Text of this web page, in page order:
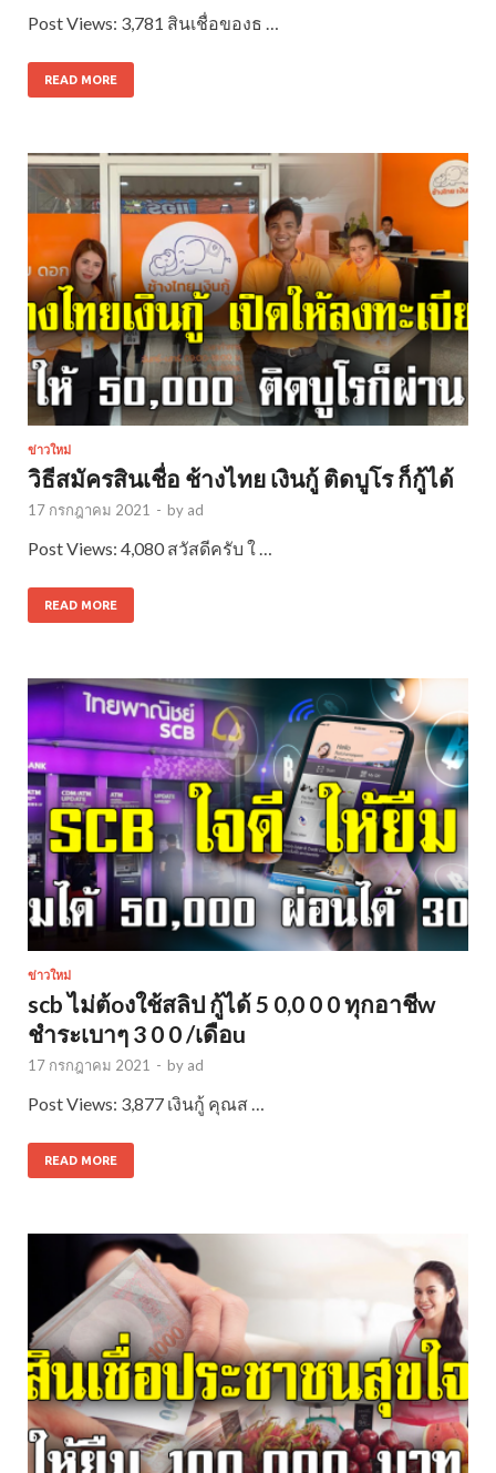
Post Views: 3,781 สินเชื่อของธ …
READ MORE
ข่าวใหม่
วิธีสมัครสินเชื่อ ช้างไทย เงินกู้ ติดบูโร ก็กู้ได้
17 กรกฎาคม 2021 - by ad
Post Views: 4,080 สวัสดีครับ ใ …
READ MORE
ข่าวใหม่
scb ไม่ต้oงใช้สลิป กู้ได้ 5 0,0 0 0 ทุกอาชีw
ชำระเบาๆ 3 0 0 /เดือu
17 กรกฎาคม 2021 - by ad
Post Views: 3,877 เงินกู้ คุณส …
READ MORE